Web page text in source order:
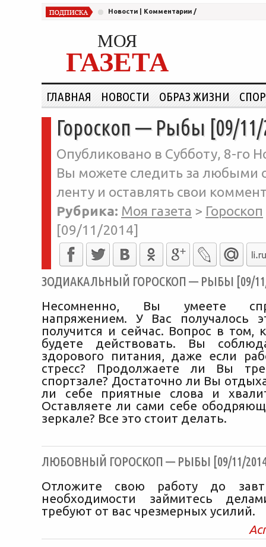
Новости Комментарии /
МОЯ
ГАЗЕТА
ГЛАВНАЯ НОВОСТИ ОБРАЗ ЖИЗНИ
Гороскоп — Рыбы [09/11/
Опубликовано в Субботу, 8-го
Вы можете следить за любыми
ленту и оставлять свои
Рубрика: Моя газета > Гороскоп
[09/11/2014]
ЗОДИАКАЛЬНЫЙ ГОРОСКОП — РЫБЫ [09/
Несомненно, Вы умеете
напряжением. У Вас получалось
получится и сейчас. Вопрос в том,
будете действовать. Вы
здорового питания, даже если
стресс? Продолжаете ли Вы
спортзале? Достаточно ли Вы
ли себе приятные слова и
Оставляете ли сами себе
зеркале? Все это стоит делать.
ЛЮБОВНЫЙ ГОРОСКОП — РЫБЫ [09/11/
Отложите свою работу до
необходимости займитесь
требуют от вас чрезмерных усилий.